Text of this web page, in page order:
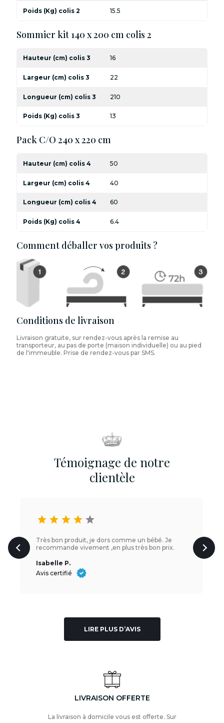
Poids (Kg) colis 2 15.5
Sommier kit 140 x 200 cm colis 2
Hauteur (cm) colis 3 16
Largeur (cm) colis 3 22
Longueur (cm) colis 3 210
Poids (Kg) colis 3 13
Pack C/O 240 x 220 cm
Hauteur (cm) colis 4 50
Largeur (cm) colis 4 40
Longueur (cm) colis 4 60
Poids (Kg) colis 4 6.4
Comment déballer vos produits ?
Conditions de livraison
Livraison gratuite, sur rendez-vous après la remise au
transporteur, au pas de porte (maison individuelle) ou au pied
de l'immeuble. Prise de rendez-vous par SMS.
Témoignage de notre
clientèle
star star star star star
Très bon produit, je dors comme un bébé. Je
recommande vivement ,en plus très bon prix.
Isabelle P.
Avis certifié
LIRE PLUS D’AVIS
LIVRAISON OFFERTE
La livraison à domicile vous est offerte. Sur